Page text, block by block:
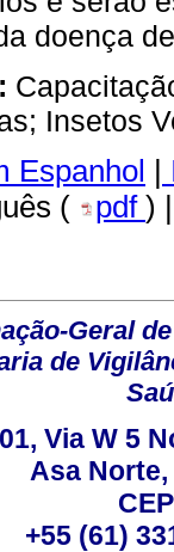
doença
Insetos
Espanhol
( pdf )
Geral
de
Via W 5
Asa
+55 (61)